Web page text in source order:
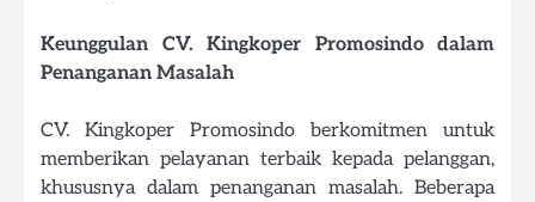
Keunggulan CV. Kingkoper Promosindo dalam
Penanganan Masalah
CV. Kingkoper Promosindo berkomitmen untuk
memberikan pelayanan terbaik kepada pelanggan,
khususnya dalam penanganan masalah. Beberapa